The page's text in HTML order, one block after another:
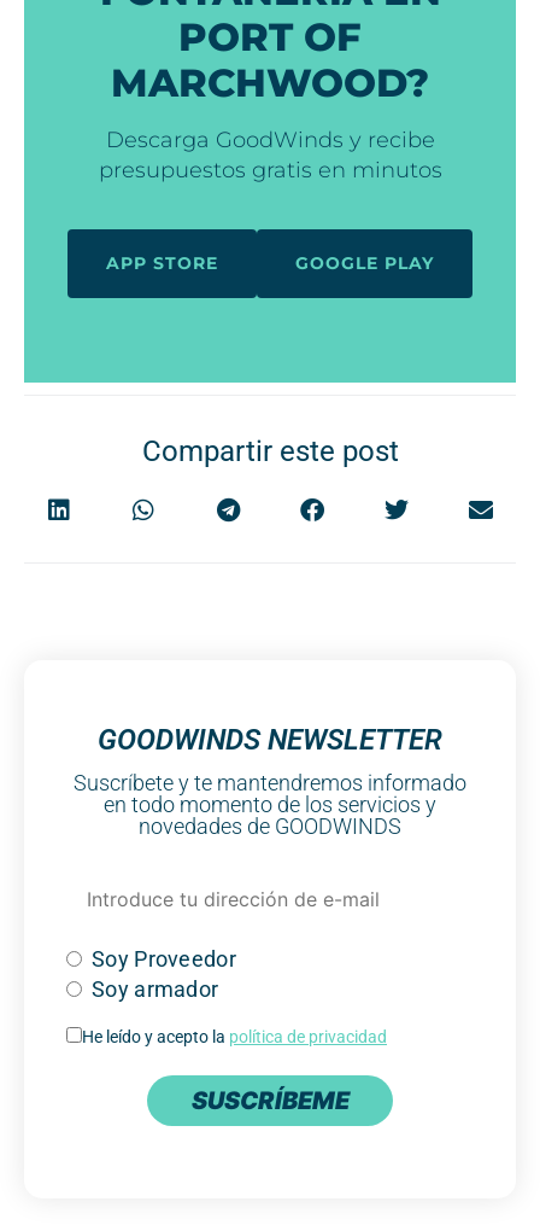
PORT OF
MARCHWOOD?
Descarga GoodWinds y recibe
presupuestos gratis en minutos
APP STORE GOOGLE PLAY
Compartir este post
GOODWINDS NEWSLETTER
Suscríbete y te mantendremos informado
en todo momento de los servicios y
novedades de GOODWINDS
Soy Proveedor
Soy armador
He leído y acepto la política de privacidad
SUSCRÍBEME